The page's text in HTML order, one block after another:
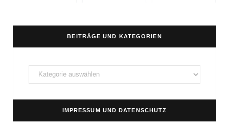
BEITRÄGE UND KATEGORIEN
Beiträge
und
Kategorien
IMPRESSUM UND DATENSCHUTZ